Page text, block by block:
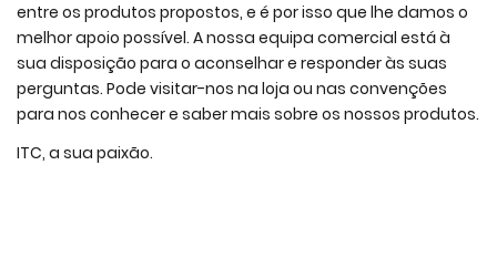
entre os produtos propostos, e é por isso que lhe damos o
melhor apoio possível. A nossa equipa comercial está à
sua disposição para o aconselhar e responder às suas
perguntas. Pode visitar-nos na loja ou nas convenções
para nos conhecer e saber mais sobre os nossos produtos.
ITC, a sua paixão.